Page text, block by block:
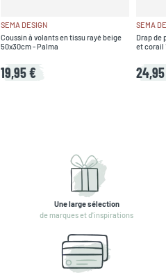
SEMA DESIGN
Coussin à volants en tissu rayé beige
50x30cm - Palma
19,95 €
SEMA
Drap de
et corail
Une large sélection
de marques et d'inspirations